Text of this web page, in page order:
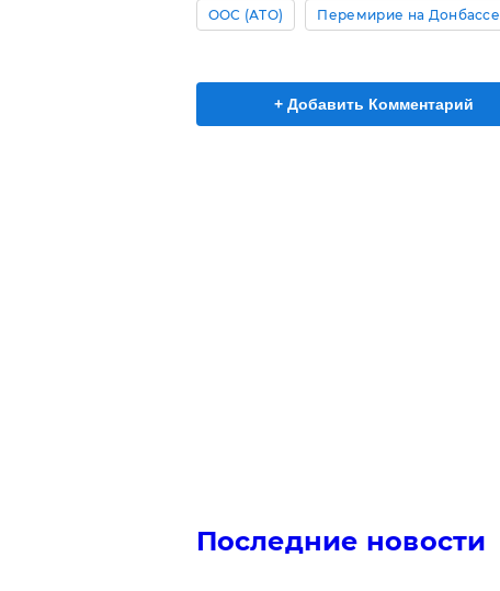
ООС (АТО) Перемирие на Донбассе
+ Добавить Комментарий
Последние новости